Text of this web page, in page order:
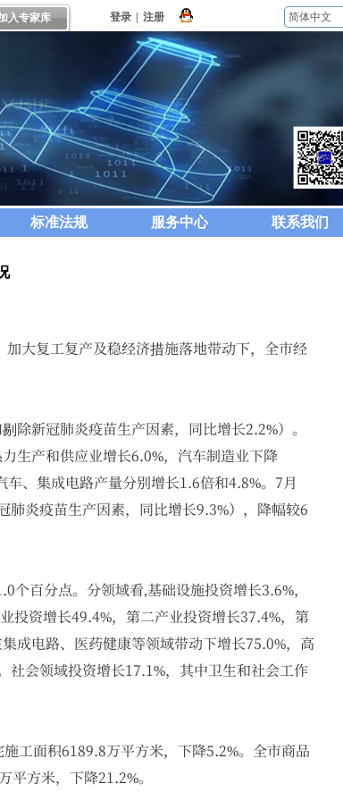
登录 注册
入专家库 简体中文
标准法规 服务中心 联系我们
大复工复产及稳经济措施落地带动下，全市经
除新冠肺炎疫苗生产因素，同比增长2.2%）。
生产和供应业增长6.0%，汽车制造业下降
、集成电路产量分别增长1.6倍和4.8%。7月
炎疫苗生产因素，同比增长9.3%），降幅较6
百分点。分领域看,基础设施投资增长3.6%，
投资增长49.4%，第二产业投资增长37.4%，第
成电路、医药健康等领域带动下增长75.0%，高
会领域投资增长17.1%，其中卫生和社会工作
工面积6189.8万平方米，下降5.2%。全市商品
方米，下降21.2%。